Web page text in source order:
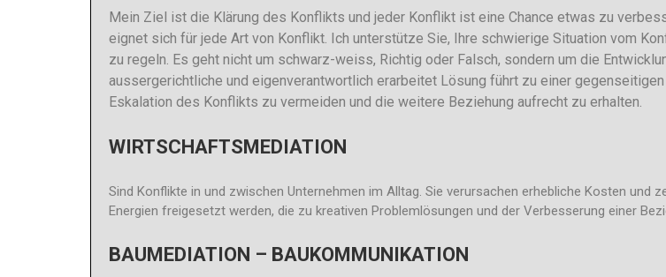
Mein Ziel ist die Klärung des Konflikts und jeder Konflikt ist eine Chance etwas zu
eignet sich für jede Art von Konflikt. Ich unterstütze Sie, Ihre schwierige Situation vom
zu regeln. Es geht nicht um schwarz-weiss, Richtig oder Falsch, sondern um die
aussergerichtliche und eigenverantwortlich erarbeitet Lösung führt zu einer
Eskalation des Konflikts zu vermeiden und die weitere Beziehung aufrecht zu erhalten.
WIRTSCHAFTSMEDIATION
Sind Konflikte in und zwischen Unternehmen im Alltag. Sie verursachen erhebliche Kosten und
Energien freigesetzt werden, die zu kreativen Problemlösungen und der Verbesserung einer
BAUMEDIATION – BAUKOMMUNIKATION